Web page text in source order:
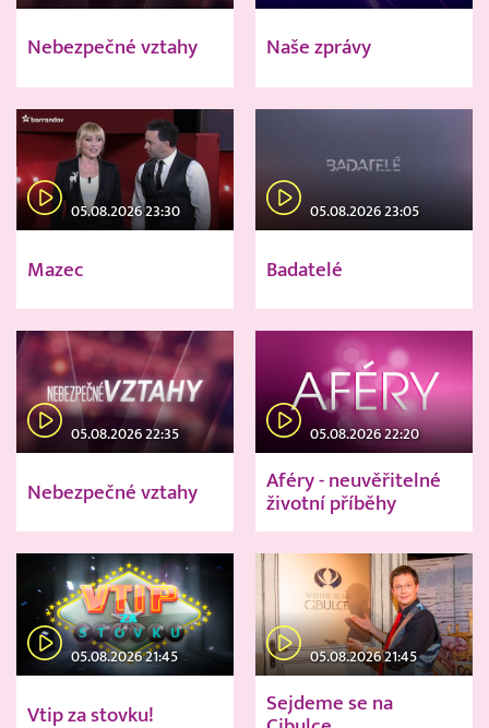
Nebezpečné vztahy Naše zprávy
05.08.2026 23:30
Mazec
05.08.2026 23:05
Badatelé
05.08.2026 22:35
Nebezpečné vztahy
05.08.2026 22:20
Aféry - neuvěřitelné
životní příběhy
05.08.2026 21:45
Vtip za stovku!
05.08.2026 21:45
Sejdeme se na